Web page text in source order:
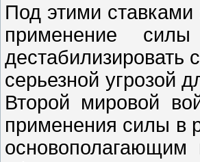
Под этими
применение
дестабилизировать
серьезной угрозой
Второй мировой
применения силы в
основополагающим